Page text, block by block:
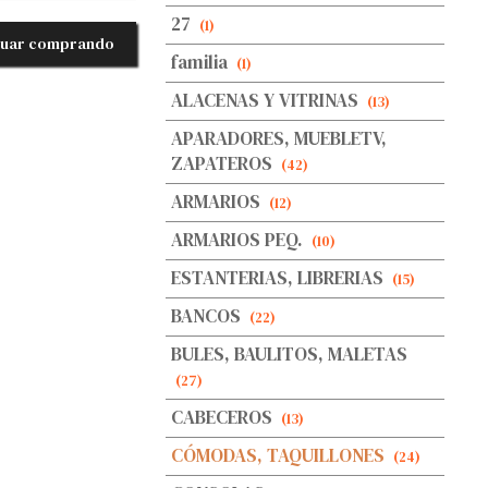
27 (1)
familia (1)
ALACENAS Y VITRINAS (13)
APARADORES, MUEBLETV,
ZAPATEROS (42)
ARMARIOS (12)
ARMARIOS PEQ. (10)
ESTANTERIAS, LIBRERIAS (15)
BANCOS (22)
BULES, BAULITOS, MALETAS
(27)
CABECEROS (13)
CÓMODAS, TAQUILLONES (24)
comprando